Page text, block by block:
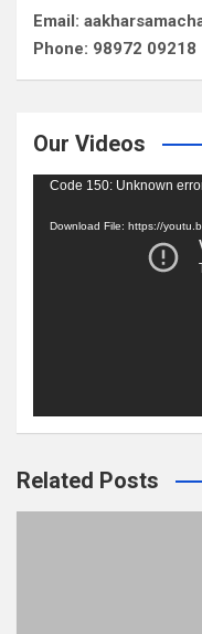
Email:
Phone: 98972 09218
Our Videos
Video
Code 150: Unknown
Download File: https://
Related Posts